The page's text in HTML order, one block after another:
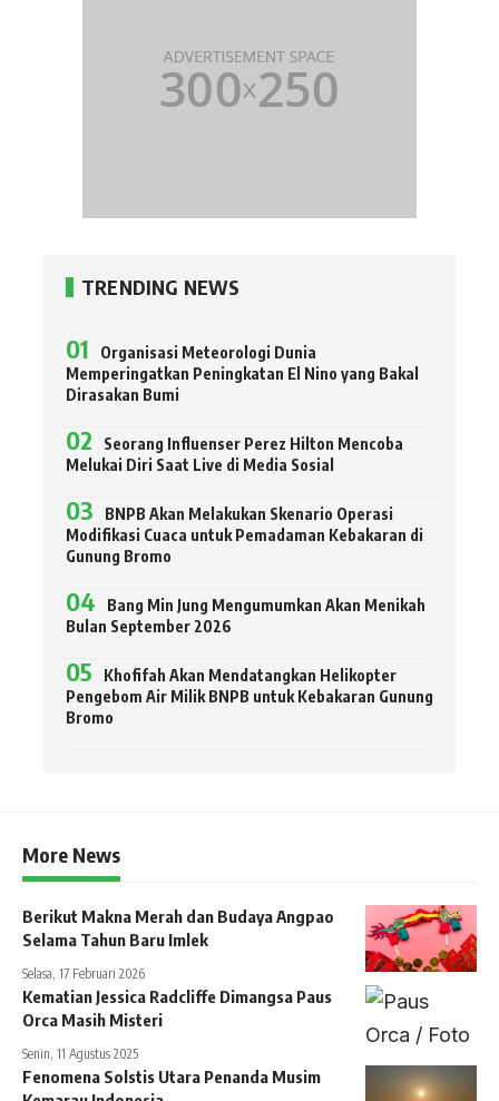
TRENDING NEWS
Organisasi Meteorologi Dunia
Memperingatkan Peningkatan El Nino yang Bakal
Dirasakan Bumi
Seorang Influenser Perez Hilton Mencoba
Melukai Diri Saat Live di Media Sosial
BNPB Akan Melakukan Skenario Operasi
Modifikasi Cuaca untuk Pemadaman Kebakaran di
Gunung Bromo
Bang Min Jung Mengumumkan Akan Menikah
Bulan September 2026
Khofifah Akan Mendatangkan Helikopter
Pengebom Air Milik BNPB untuk Kebakaran Gunung
Bromo
More News
Berikut Makna Merah dan Budaya Angpao
Selama Tahun Baru Imlek
Selasa, 17 Februari 2026
Kematian Jessica Radcliffe Dimangsa Paus
Orca Masih Misteri
Senin, 11 Agustus 2025
Fenomena Solstis Utara Penanda Musim